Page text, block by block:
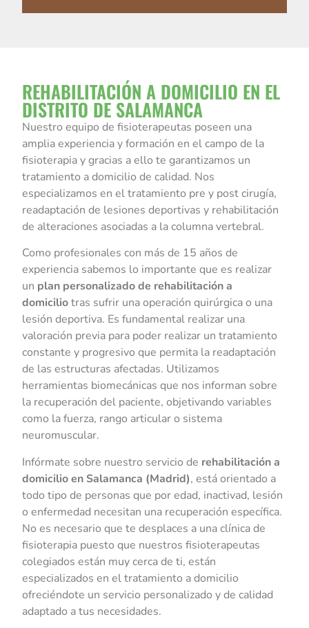
REHABILITACIÓN A DOMICILIO EN EL
DISTRITO DE SALAMANCA
Nuestro equipo de fisioterapeutas poseen una
amplia experiencia y formación en el campo de la
fisioterapia y gracias a ello te garantizamos un
tratamiento a domicilio de calidad. Nos
especializamos en el tratamiento pre y post cirugía,
readaptación de lesiones deportivas y rehabilitación
de alteraciones asociadas a la columna vertebral.
Como profesionales con más de 15 años de
experiencia sabemos lo importante que es realizar
un plan personalizado de rehabilitación a
domiciliotras sufrir una operación quirúrgica o una
lesión deportiva. Es fundamental realizar una
valoración previa para poder realizar un tratamiento
constante y progresivo que permita la readaptación
de las estructuras afectadas. Utilizamos
herramientas biomecánicas que nos informan sobre
la recuperación del paciente, objetivando variables
como la fuerza, rango articular o sistema
neuromuscular.
Infórmate sobre nuestro servicio de rehabilitación a
domicilio en Salamanca (Madrid), está orientado a
todo tipo de personas que por edad, inactivad, lesión
o enfermedad necesitan una recuperación específica.
No es necesario que te desplaces a una clínica de
fisioterapia puesto que nuestros fisioterapeutas
colegiados están muy cerca de ti, están
especializados en el tratamiento a domicilio
ofreciéndote un servicio personalizado y de calidad
adaptado a tus necesidades.